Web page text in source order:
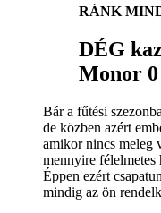
RÁNK
DÉG
Monor 0
Bár a fűtési
de közben azért
amikor nincs meleg
mennyire félelmetes
Éppen ezért
mindig az ön